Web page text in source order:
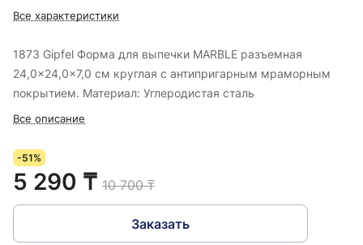
Все характеристики
1873 Gipfel Форма для выпечки MARBLE разъемная
24,0x24,0x7,0 см круглая с антипригарным мраморным
покрытием. Материал: Углеродистая сталь
Все описание
-51%
5 290 ₸ 10 700 ₸
Заказать